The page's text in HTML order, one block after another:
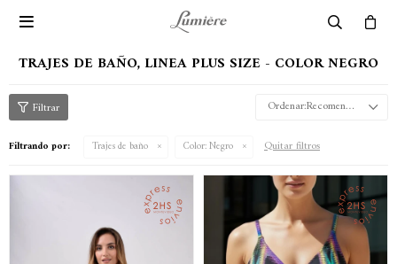

TRAJES DE BAÑO, LINEA PLUS SIZE - COLOR NEGRO
Recomendados
Filtrando por: Trajes de baño Color:Negro Quitar filtros